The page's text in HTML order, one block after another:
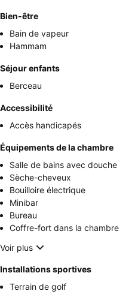
Bien-être
Bain de vapeur
Hammam
Séjour enfants
Berceau
Accessibilité
Accès handicapés
Équipements de la chambre
Salle de bains avec douche
Sèche-cheveux
Bouilloire électrique
Minibar
Bureau
Coffre-fort dans la chambre
Voir plus
Installations sportives
Terrain de golf